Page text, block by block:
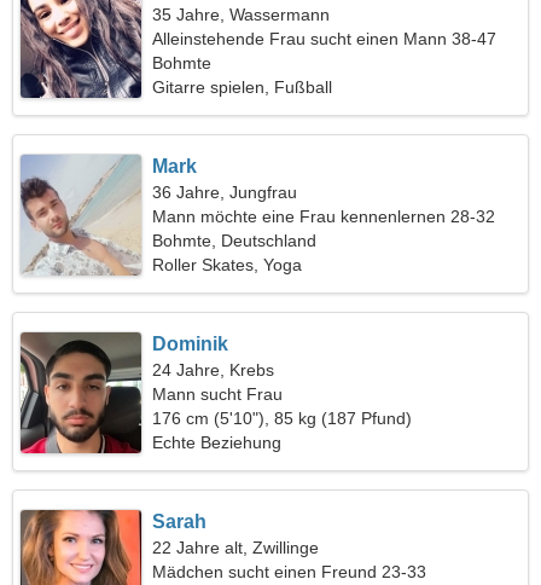
35 Jahre, Wassermann
Alleinstehende Frau sucht einen Mann 38-47
Bohmte
Gitarre spielen, Fußball
Mark
36 Jahre, Jungfrau
Mann möchte eine Frau kennenlernen 28-32
Bohmte, Deutschland
Roller Skates, Yoga
Dominik
24 Jahre, Krebs
Mann sucht Frau
176 cm (5'10"), 85 kg (187 Pfund)
Echte Beziehung
Sarah
22 Jahre alt, Zwillinge
Mädchen sucht einen Freund 23-33